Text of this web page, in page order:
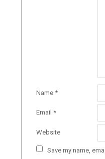
Name *
Email *
Website
Save my name,